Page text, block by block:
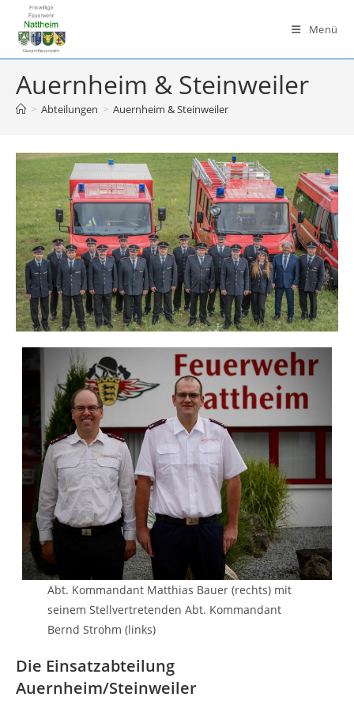
Inhalt
springen
Menü
Auernheim & Steinweiler
> Abteilungen > Auernheim & Steinweiler
Abt. Kommandant Matthias Bauer (rechts) mit
seinem Stellvertretenden Abt. Kommandant
Bernd Strohm (links)
Die Einsatzabteilung
Auernheim/Steinweiler